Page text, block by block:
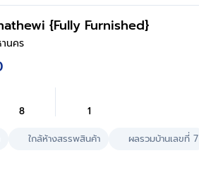
{Fully Furnished}
นคร
8 1
ใกล้ห้างสรรพสินค้า ผลรวมบ้านเลขที่ 7